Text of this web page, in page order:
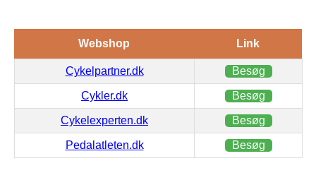
Webshop Link
Cykelpartner.dk Besøg
Cykler.dk Besøg
Cykelexperten.dk Besøg
Pedalatleten.dk Besøg